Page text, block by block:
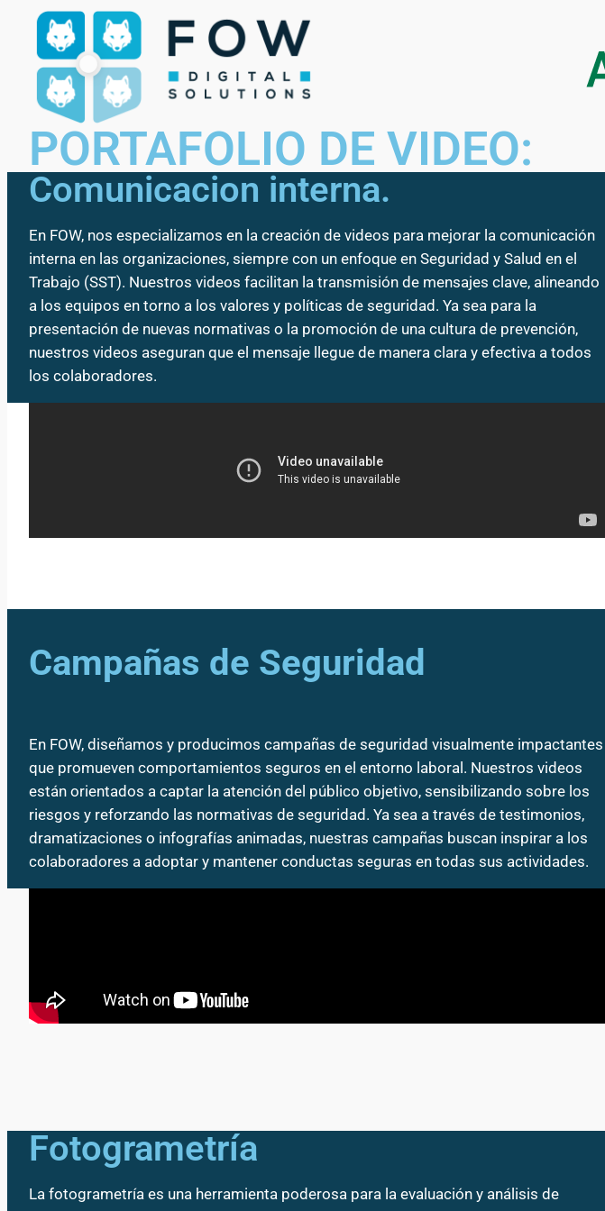
PORTAFOLIO DE VIDEO:
Comunicacion interna.
En FOW, nos especializamos en la creación de videos para mejorar la comunicación
interna en las organizaciones, siempre con un enfoque en Seguridad y Salud en el
Trabajo (SST). Nuestros videos facilitan la transmisión de mensajes clave, alineando
a los equipos en torno a los valores y políticas de seguridad. Ya sea para la
presentación de nuevas normativas o la promoción de una cultura de prevención,
nuestros videos aseguran que el mensaje llegue de manera clara y efectiva a todos
los colaboradores.
Campañas de Seguridad
En FOW, diseñamos y producimos campañas de seguridad visualmente impactantes
que promueven comportamientos seguros en el entorno laboral. Nuestros videos
están orientados a captar la atención del público objetivo, sensibilizando sobre los
riesgos y reforzando las normativas de seguridad. Ya sea a través de testimonios,
dramatizaciones o infografías animadas, nuestras campañas buscan inspirar a los
colaboradores a adoptar y mantener conductas seguras en todas sus actividades.
Fotogrametría
La fotogrametría es una herramienta poderosa para la evaluación y análisis de